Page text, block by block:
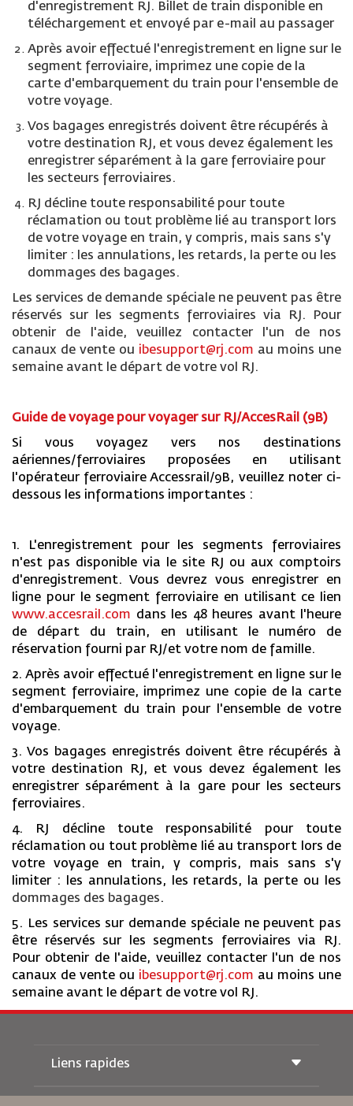
d'enregistrement RJ. Billet de train disponible en
téléchargement et envoyé par e-mail au passager
Après avoir effectué l'enregistrement en ligne sur le
segment ferroviaire, imprimez une copie de la
carte d'embarquement du train pour l'ensemble de
votre voyage.
Vos bagages enregistrés doivent être récupérés à
votre destination RJ, et vous devez également les
enregistrer séparément à la gare ferroviaire pour
les secteurs ferroviaires.
RJ décline toute responsabilité pour toute
réclamation ou tout problème lié au transport lors
de votre voyage en train, y compris, mais sans s'y
limiter : les annulations, les retards, la perte ou les
dommages des bagages.
Les services de demande spéciale ne peuvent pas être
réservés sur les segments ferroviaires via RJ. Pour
obtenir de l'aide, veuillez contacter l'un de nos
canaux de vente ou ibesupport@rj.com au moins une
semaine avant le départ de votre vol RJ.
Guide de voyage pour voyager sur RJ/AccesRail (9B)
Si vous voyagez vers nos destinations
aériennes/ferroviaires proposées en utilisant
l'opérateur ferroviaire Accessrail/9B, veuillez noter ci-
dessous les informations importantes :
1. L'enregistrement pour les segments ferroviaires
n'est pas disponible via le site RJ ou aux comptoirs
d'enregistrement. Vous devrez vous enregistrer en
ligne pour le segment ferroviaire en utilisant ce lien
www.accesrail.com dans les 48 heures avant l'heure
de départ du train, en utilisant le numéro de
réservation fourni par RJ/et votre nom de famille.
2. Après avoir effectué l'enregistrement en ligne sur le
segment ferroviaire, imprimez une copie de la carte
d'embarquement du train pour l'ensemble de votre
voyage.
3. Vos bagages enregistrés doivent être récupérés à
votre destination RJ, et vous devez également les
enregistrer séparément à la gare pour les secteurs
ferroviaires.
4. RJ décline toute responsabilité pour toute
réclamation ou tout problème lié au transport lors de
votre voyage en train, y compris, mais sans s'y
limiter : les annulations, les retards, la perte ou les
dommages des bagages.
5. Les services sur demande spéciale ne peuvent pas
être réservés sur les segments ferroviaires via RJ.
Pour obtenir de l'aide, veuillez contacter l'un de nos
canaux de vente ou ibesupport@rj.com au moins une
semaine avant le départ de votre vol RJ.
Liens rapides